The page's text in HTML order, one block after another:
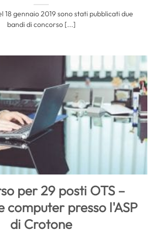
18 gennaio 2019 sono stati pubblicati due
bandi di concorso [...]
per 29 posti OTS –
computer presso l'ASP
di Crotone